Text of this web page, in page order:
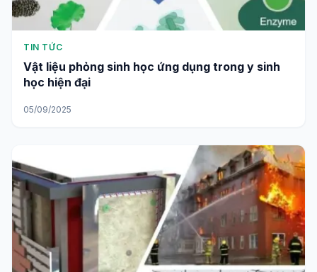
TIN TỨC
Vật liệu phỏng sinh học ứng dụng trong y sinh
học hiện đại
05/09/2025